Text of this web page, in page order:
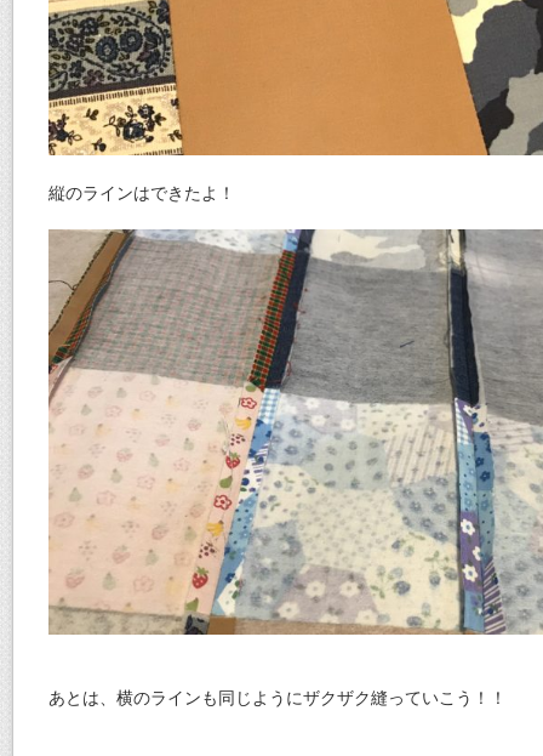
縦のラインはできたよ！
あとは、横のラインも同じようにザクザク縫っていこう！！